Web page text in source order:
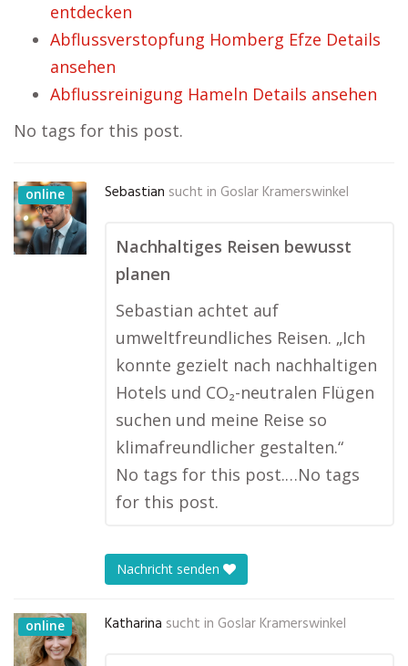
entdecken
Abflussverstopfung Homberg Efze Details
ansehen
Abflussreinigung Hameln Details ansehen
No tags for this post.
online Sebastian sucht in Goslar Kramerswinkel
Nachhaltiges Reisen bewusst
planen
Sebastian achtet auf
umweltfreundliches Reisen. „Ich
konnte gezielt nach nachhaltigen
Hotels und CO₂-neutralen Flügen
suchen und meine Reise so
klimafreundlicher gestalten.“
No tags for this post.…No tags
for this post.
Nachricht senden
online Katharina sucht in Goslar Kramerswinkel